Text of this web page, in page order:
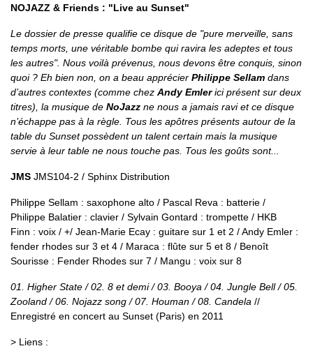
NOJAZZ & Friends : "Live au Sunset"
Le dossier de presse qualifie ce disque de "pure merveille, sans
temps morts, une véritable bombe qui ravira les adeptes et tous
les autres". Nous voilà prévenus, nous devons être conquis, sinon
quoi ? Eh bien non, on a beau apprécier Philippe Sellam dans
d’autres contextes (comme chez Andy Emlerici présent sur deux
titres), la musique de NoJazz ne nous a jamais ravi et ce disque
n’échappe pas à la règle. Tous les apôtres présents autour de la
table du Sunset possèdent un talent certain mais la musique
servie à leur table ne nous touche pas. Tous les goûts sont...
JMS JMS104-2 / Sphinx Distribution
Philippe Sellam : saxophone alto / Pascal Reva : batterie /
Philippe Balatier : clavier / Sylvain Gontard : trompette / HKB
Finn : voix / +/ Jean-Marie Ecay : guitare sur 1 et 2 / Andy Emler :
fender rhodes sur 3 et 4 / Maraca : flûte sur 5 et 8 / Benoît
Sourisse : Fender Rhodes sur 7 / Mangu : voix sur 8
01. Higher State / 02. 8 et demi / 03. Booya / 04. Jungle Bell / 05.
Zooland / 06. Nojazz song / 07. Houman / 08. Candela //
Enregistré en concert au Sunset (Paris) en 2011
> Liens :